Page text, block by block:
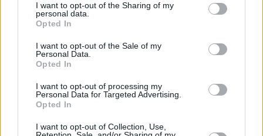
I want to opt-out of the Sharing of my
personal data.
Opted In
I want to opt-out of the Sale of my
Personal Data.
Opted In
I want to opt-out of processing my
Personal Data for Targeted Advertising.
Opted In
I want to opt-out of Collection, Use,
Εργασίες ασφαλτόστρωσης σε τρεις οδούς του